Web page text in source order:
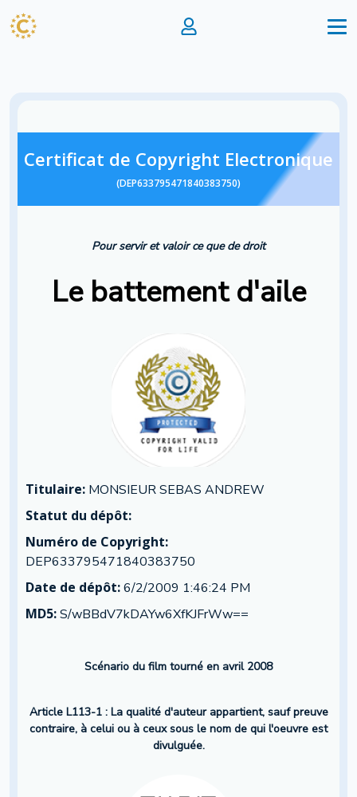
Certificat de Copyright Electronique
(DEP633795471840383750)
Pour servir et valoir ce que de droit
Le battement d'aile
Titulaire: MONSIEUR SEBAS ANDREW
Statut du dépôt:
Numéro de Copyright:
DEP633795471840383750
Date de dépôt:6/2/2009 1:46:24 PM
MD5:S/wBBdV7kDAYw6XfKJFrWw==
Scénario du film tourné en avril 2008
Article L113-1 : La qualité d'auteur appartient, sauf preuve
contraire, à celui ou à ceux sous le nom de qui l'oeuvre est
divulguée.